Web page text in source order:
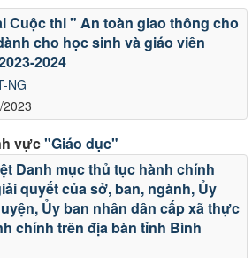
NG
Cuộc thi " An toàn giao thông cho
cho học sinh và giáo viên
2024
vực"Giáo dục"
Danh mục thủ tục hành chính
quyết của sở, ban, ngành, Ủy
Ủy ban nhân dân cấp xã thực
chính trên địa bàn tỉnh Bình